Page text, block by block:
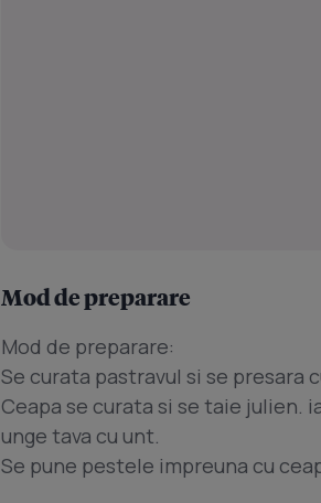
Mod de preparare
Mod de preparare:
Se curata pastravul si se presara
Ceapa se curata si se taie julien.
unge tava cu unt.
Se pune pestele impreuna cu